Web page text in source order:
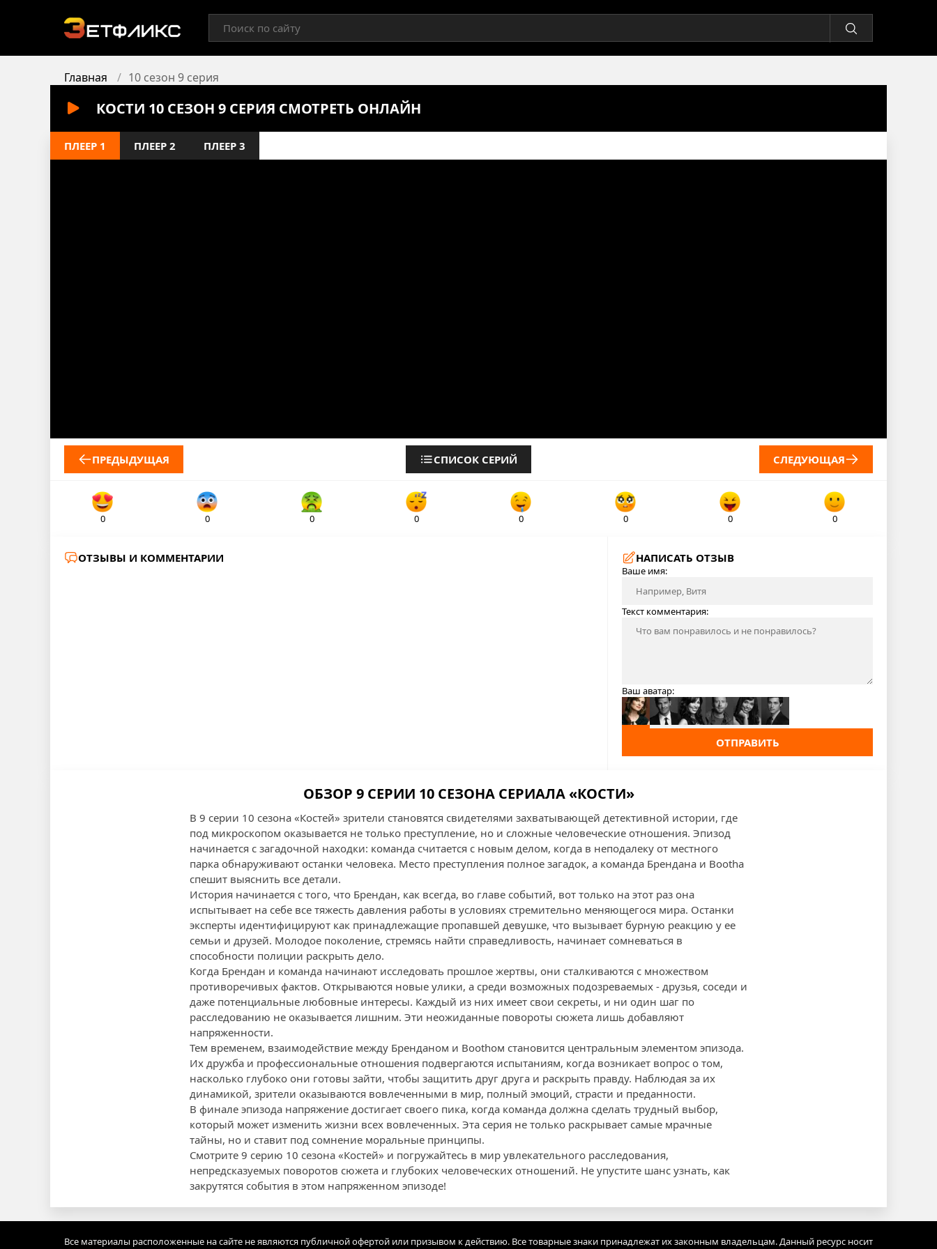
Главная 10 сезон 9 серия
КОСТИ 10 СЕЗОН 9 СЕРИЯ СМОТРЕТЬ ОНЛАЙН
ПЛЕЕР 1 ПЛЕЕР 2 ПЛЕЕР 3
ПРЕДЫДУЩАЯ СПИСОК СЕРИЙ СЛЕДУЮЩАЯ
0 0 0 0 0 0 0 0
ОТЗЫВЫ И КОММЕНТАРИИ НАПИСАТЬ ОТЗЫВ
Ваше имя:
Текст комментария:
Ваш аватар:
ОТПРАВИТЬ
ОБЗОР 9 СЕРИИ 10 СЕЗОНА СЕРИАЛА «КОСТИ»
В 9 серии 10 сезона «Костей» зрители становятся свидетелями захватывающей детективной истории, где
под микроскопом оказывается не только преступление, но и сложные человеческие отношения. Эпизод
начинается с загадочной находки: команда считается с новым делом, когда в неподалеку от местного
парка обнаруживают останки человека. Место преступления полное загадок, а команда Брендана и Boothа
спешит выяснить все детали.
История начинается с того, что Брендан, как всегда, во главе событий, вот только на этот раз она
испытывает на себе все тяжесть давления работы в условиях стремительно меняющегося мира. Останки
эксперты идентифицируют как принадлежащие пропавшей девушке, что вызывает бурную реакцию у ее
семьи и друзей. Молодое поколение, стремясь найти справедливость, начинает сомневаться в
способности полиции раскрыть дело.
Когда Брендан и команда начинают исследовать прошлое жертвы, они сталкиваются с множеством
противоречивых фактов. Открываются новые улики, а среди возможных подозреваемых - друзья, соседи и
даже потенциальные любовные интересы. Каждый из них имеет свои секреты, и ни один шаг по
расследованию не оказывается лишним. Эти неожиданные повороты сюжета лишь добавляют
напряженности.
Тем временем, взаимодействие между Бренданом и Boothом становится центральным элементом эпизода.
Их дружба и профессиональные отношения подвергаются испытаниям, когда возникает вопрос о том,
насколько глубоко они готовы зайти, чтобы защитить друг друга и раскрыть правду. Наблюдая за их
динамикой, зрители оказываются вовлеченными в мир, полный эмоций, страсти и преданности.
В финале эпизода напряжение достигает своего пика, когда команда должна сделать трудный выбор,
который может изменить жизни всех вовлеченных. Эта серия не только раскрывает самые мрачные
тайны, но и ставит под сомнение моральные принципы.
Смотрите 9 серию 10 сезона «Костей» и погружайтесь в мир увлекательного расследования,
непредсказуемых поворотов сюжета и глубоких человеческих отношений. Не упустите шанс узнать, как
закрутятся события в этом напряженном эпизоде!
Все материалы расположенные на сайте не являются публичной офертой или призывом к действию. Все товарные знаки принадлежат их законным владельцам. Данный ресурс носит